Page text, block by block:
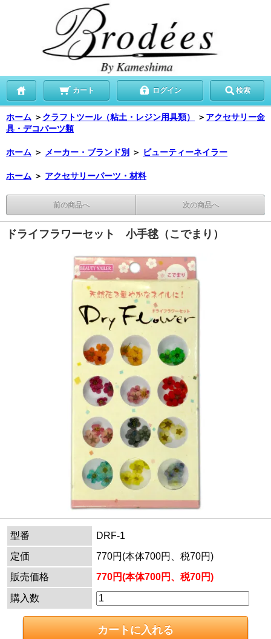
カート ログイン 検索
ホーム ＞ クラフトツール（粘土・レジン用具類） ＞ アクセサリー金
具・デコパーツ類
ホーム ＞ メーカー・ブランド別 ＞ ビューティーネイラー
ホーム ＞ アクセサリーパーツ・材料
前の商品へ 次の商品へ
ドライフラワーセット 小手毬（こでまり）
型番
DRF-1
定価
770円(本体700円、税70円)
販売価格
770円(本体700円、税70円)
購入数